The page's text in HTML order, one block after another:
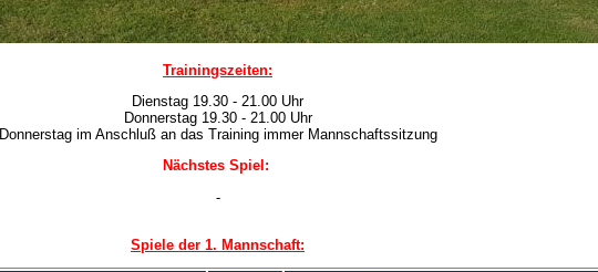
Trainingszeiten:
Dienstag 19.30 - 21.00 Uhr
Donnerstag 19.30 - 21.00 Uhr
Donnerstag im Anschluß an das Training immer Mannschaftssitzung
Nächstes Spiel:
-
Spiele der 1. Mannschaft: